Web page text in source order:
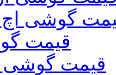
گوشی
قیمت
قیمت گوشی